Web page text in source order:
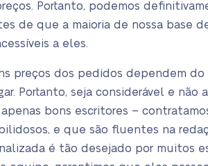
Portanto, podemos
de que a maioria de nossa base
a eles.
preços dos pedidos dependem
Portanto, seja considerável e
bons escritores –
e que são fluentes na
é tão desejado por muitos